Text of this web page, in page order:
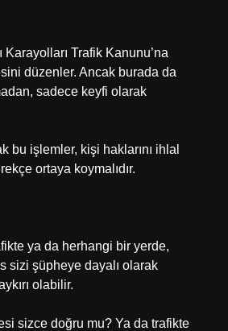
Trafik Kanunu’na
düzenler. Ancak burada da
sadece keyfi olarak
işlemler, kişi haklarını ihlal
ortaya koymalıdır.
ya da herhangi bir yerde,
sizi şüpheye dayalı olarak
olabilir.
sizce doğru mu? Ya da trafikte